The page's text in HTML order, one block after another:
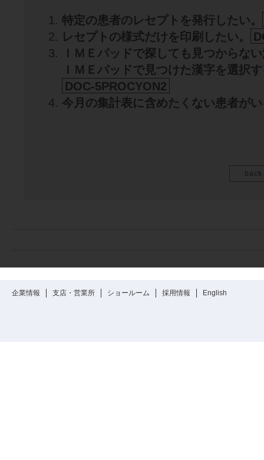
特定の患者のレセプトを発行したい。
レセプトの様式だけを印刷したい。
ＩＭＥパッドで探しても見つからな
ＩＭＥパッドで見つけた漢字を選択
DOC-5PROCYON2
今月の集計表に含めたくない患者が
back
企業情報 支店・営業所 ショールーム 採用情報 English